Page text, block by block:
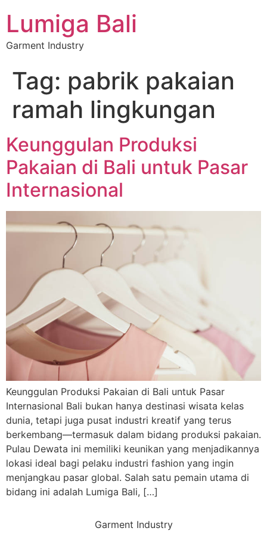
Lumiga Bali
Garment Industry
Tag: pabrik pakaian
ramah lingkungan
Keunggulan Produksi
Pakaian di Bali untuk Pasar
Internasional
Keunggulan Produksi Pakaian di Bali untuk Pasar
Internasional Bali bukan hanya destinasi wisata kelas
dunia, tetapi juga pusat industri kreatif yang terus
berkembang—termasuk dalam bidang produksi pakaian.
Pulau Dewata ini memiliki keunikan yang menjadikannya
lokasi ideal bagi pelaku industri fashion yang ingin
menjangkau pasar global. Salah satu pemain utama di
bidang ini adalah Lumiga Bali, […]
Garment Industry